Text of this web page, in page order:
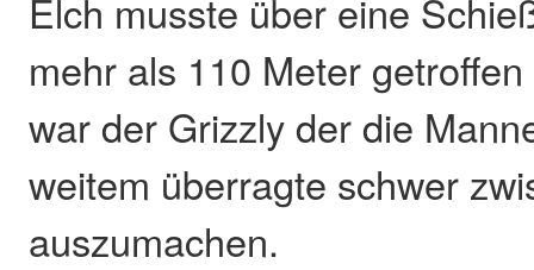
Elch musste über eine
mehr als 110 Meter
war der Grizzly der die
weitem überragte schwer
auszumachen.